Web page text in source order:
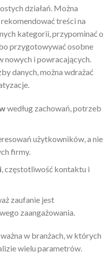
działań. Można
treści na
kategorii, przypominać o
przygotowywać osobne
nowych i powracających.
danych, można wdrażać
według zachowań, potrzeb
użytkowników, a nie
firmy.
, częstotliwość kontaktu i
zaufanie jest
zaangażowania.
w branżach, w których
wielu parametrów.